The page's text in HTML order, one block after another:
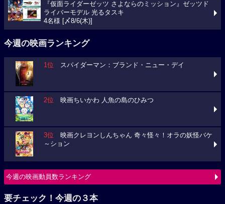
『仮面ライダーゼッツ さよならのミッション』ゼッツド
ライバーモデル 光るタスキ
4名様 [〆8/6(木)]
今週の映画ランキング
1位 スパイダーマン：ブランド・ニュー・デイ
2位 映画ちいかわ 人魚の島のひみつ
3位 映画クレヨンしんちゃん 奇々怪々！オラの妖怪バケ
～ション
今週の映画動員数ランキング
要チェック！今週の３本